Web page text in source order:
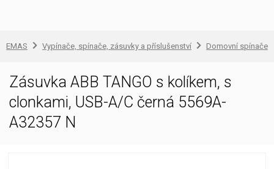
EMAS Vypínače, spínače, zásuvky a příslušenství Domovní spínače
Zásuvka ABB TANGO s kolíkem, s
clonkami, USB-A/C černá 5569A-
A32357 N